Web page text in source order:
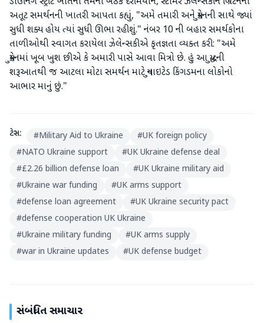
અતૂટ સમર્થનની ખાતરી આપતા કહ્યું, "અમે તમારી અને યુક્રેનની સાથે જ્યાં
સુધી શક્ય હોય ત્યાં સુધી ઊભા રહીશું." નંબર 10 ની બહાર સમર્થકોના
તાળીઓથી સ્વાગત કરાયેલા ઝેલેન્સકીએ કૃતજ્ઞતા વ્યક્ત કરી: "અમે
યુક્રેનમાં ખૂબ ખુશ છીએ કે અમારી પાસે આવા મિત્રો છે. હું આ યુદ્ધની
શરૂઆતથી જ આટલા મોટા સમર્થન માટે યુનાઇટેડ કિંગડમના લોકોનો
આભાર માનું છું."
ટેગ્સ: #Military Aid to Ukraine #UK foreign policy
#NATO Ukraine support #UK Ukraine defense deal
#£2.26 billion defense loan #UK Ukraine military aid
#Ukraine war funding #UK arms support
#defense loan agreement #UK Ukraine security pact
#defense cooperation UK Ukraine
#Ukraine military funding #UK arms supply
#war in Ukraine updates #UK defense budget
સંબંધિત સમાચાર